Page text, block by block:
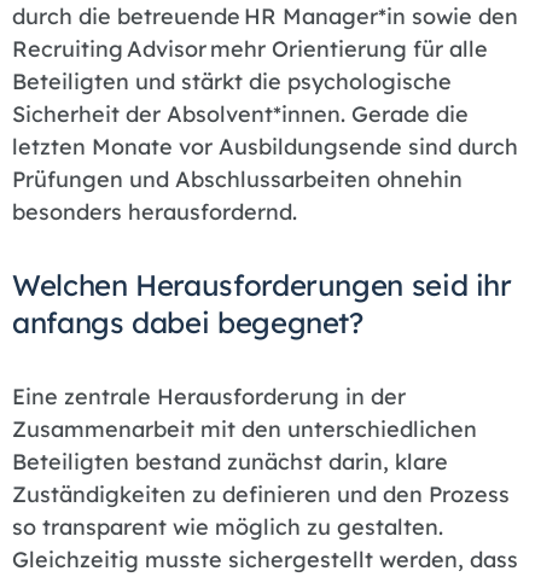
durch die betreuende HR Manager*in sowie den
Recruiting Advisor mehr Orientierung für alle
Beteiligten und stärkt die psychologische
Sicherheit der Absolvent*innen. Gerade die
letzten Monate vor Ausbildungsende sind durch
Prüfungen und Abschlussarbeiten ohnehin
besonders herausfordernd.
Welchen Herausforderungen seid ihr
anfangs dabei begegnet?
Eine zentrale Herausforderung in der
Zusammenarbeit mit den unterschiedlichen
Beteiligten bestand zunächst darin, klare
Zuständigkeiten zu definieren und den Prozess
so transparent wie möglich zu gestalten.
Gleichzeitig musste sichergestellt werden, dass